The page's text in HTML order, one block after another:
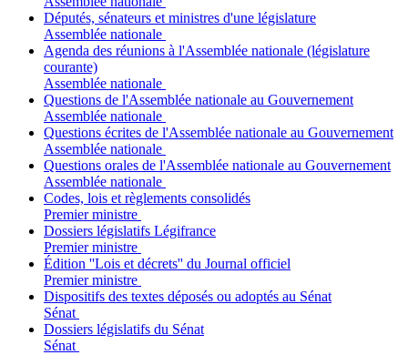
Députés, sénateurs et ministres d'une législature
Assemblée nationale
Agenda des réunions à l'Assemblée nationale (législature
courante)
Assemblée nationale
Questions de l'Assemblée nationale au Gouvernement
Assemblée nationale
Questions écrites de l'Assemblée nationale au Gouvernement
Assemblée nationale
Questions orales de l'Assemblée nationale au Gouvernement
Assemblée nationale
Codes, lois et règlements consolidés
Premier ministre
Dossiers législatifs Légifrance
Premier ministre
Édition ''Lois et décrets'' du Journal officiel
Premier ministre
Dispositifs des textes déposés ou adoptés au Sénat
Sénat
Dossiers législatifs du Sénat
Sénat